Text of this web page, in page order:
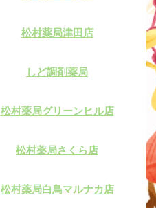
松村薬局津田店
しど調剤薬局
松村薬局グリーンヒル店
松村薬局さくら店
松村薬局白鳥マルナカ店